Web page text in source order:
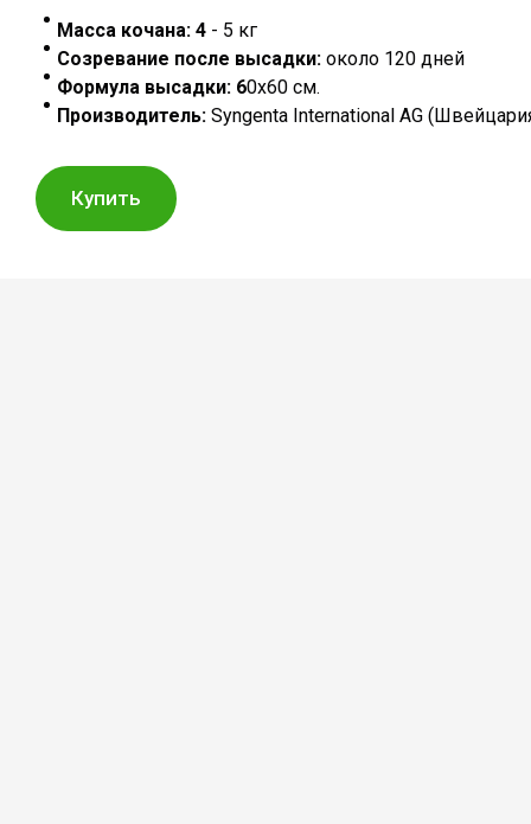
Масса кочана: 4 - 5 кг
Созревание после высадки: около 120 дней
Формула высадки: 60х60 см.
Производитель: Syngenta International AG
Купить